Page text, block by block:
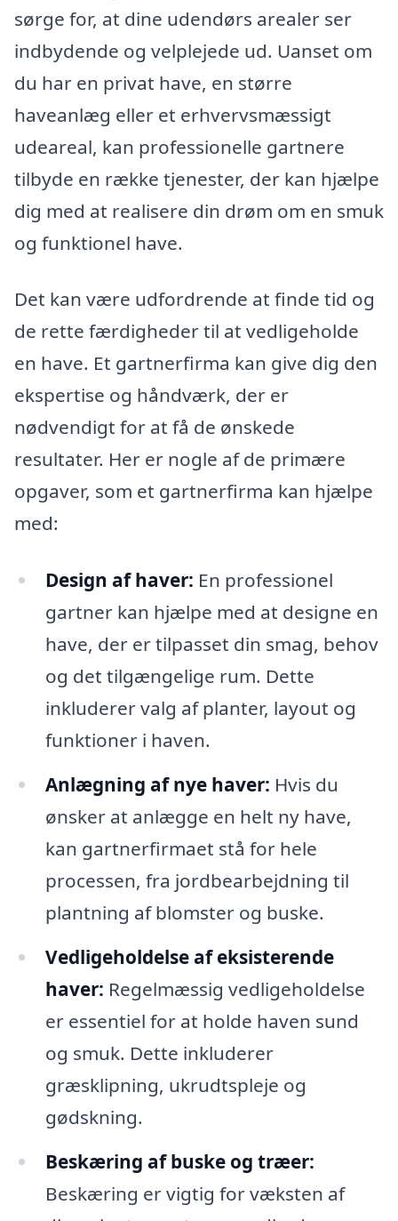
sørge for, at dine udendørs arealer ser
indbydende og velplejede ud. Uanset om
du har en privat have, en større
haveanlæg eller et erhvervsmæssigt
udeareal, kan professionelle gartnere
tilbyde en række tjenester, der kan hjælpe
dig med at realisere din drøm om en smuk
og funktionel have.
Det kan være udfordrende at finde tid og
de rette færdigheder til at vedligeholde
en have. Et gartnerfirma kan give dig den
ekspertise og håndværk, der er
nødvendigt for at få de ønskede
resultater. Her er nogle af de primære
opgaver, som et gartnerfirma kan hjælpe
med:
Design af haver: En professionel
gartner kan hjælpe med at designe en
have, der er tilpasset din smag, behov
og det tilgængelige rum. Dette
inkluderer valg af planter, layout og
funktioner i haven.
Anlægning af nye haver: Hvis du
ønsker at anlægge en helt ny have,
kan gartnerfirmaet stå for hele
processen, fra jordbearbejdning til
plantning af blomster og buske.
Vedligeholdelse af eksisterende
haver: Regelmæssig vedligeholdelse
er essentiel for at holde haven sund
og smuk. Dette inkluderer
græsklipning, ukrudtspleje og
gødskning.
Beskæring af buske og træer:
Beskæring er vigtig for væksten af